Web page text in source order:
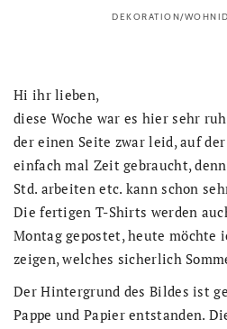
DEKORATION/
Hi ihr lieben,
diese Woche war es hier sehr
der einen Seite zwar leid, auf
einfach mal Zeit gebraucht,
Std. arbeiten etc. kann schon
Die fertigen T-Shirts werden
Montag gepostet, heute möchte
zeigen, welches sicherlich
Der Hintergrund des Bildes ist
Pappe und Papier entstanden.